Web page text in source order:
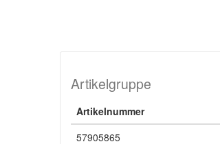
Artikelgruppe
Artikelnummer
57905865